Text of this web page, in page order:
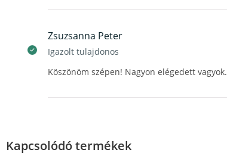
Zsuzsanna Peter
Igazolt tulajdonos
Köszönöm szépen! Nagyon elégedett vagyok.
Kapcsolódó termékek